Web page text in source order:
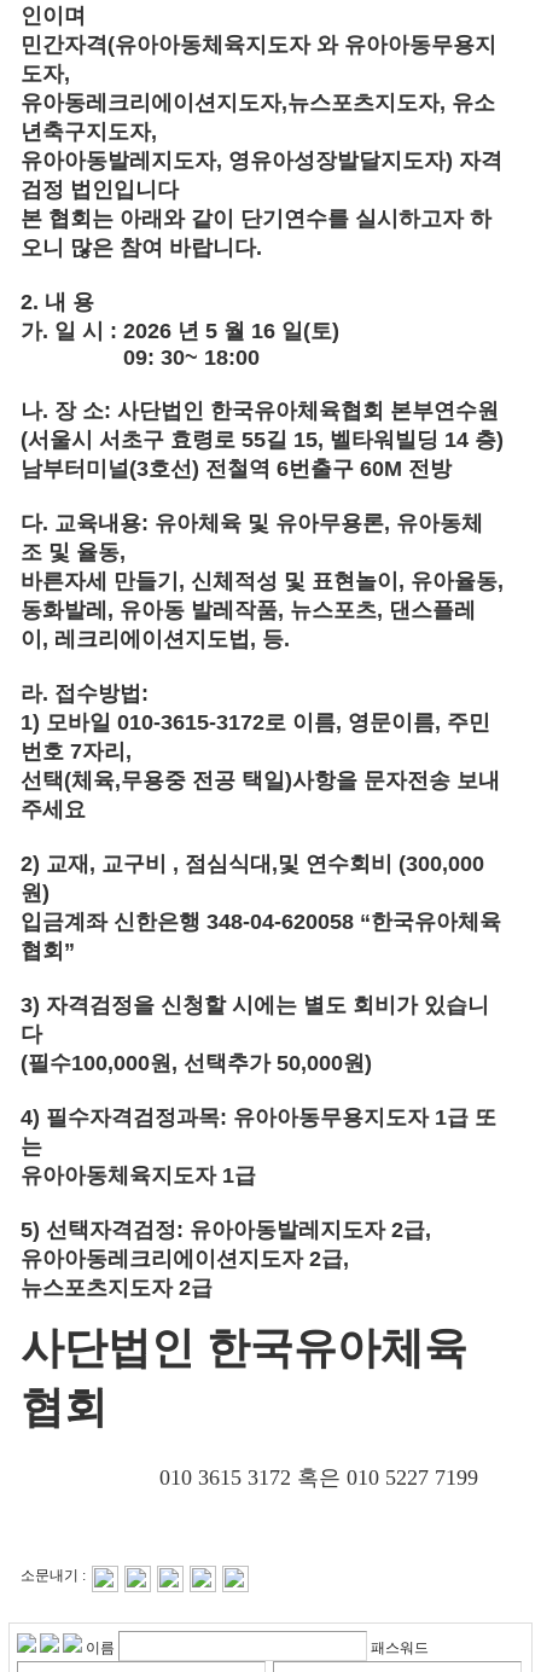
인이며
민간자격 (유아아동체육지도자 와 유아아동무용지
도자,
유아동레크리에이션지도자,뉴스포츠지도자, 유소
년축구지도자,
유아아동발레지도자, 영유아성장발달지도자) 자격
검정 법인입니다
본 협회는 아래와 같이 단기연수를 실시하고자 하
오니 많은 참여 바랍니다.
2. 내 용
가. 일 시 : 2026 년 5 월 16 일(토)
09: 30~ 18:00
나. 장 소: 사단법인 한국유아체육협회 본부연수원
(서울시 서초구 효령로 55길 15, 벨타워빌딩 14 층)
남부터미널(3호선) 전철역 6번출구 60M 전방
다. 교육내용: 유아체육 및 유아무용론, 유아동체
조 및 율동,
바른자세 만들기 , 신체적성 및 표현놀이 , 유아율동,
동화발레 , 유아동 발레작품, 뉴스포츠, 댄스플레
이 , 레크리에이션지도법 , 등.
라. 접수방법 :
1) 모바일 010-3615-3172로 이름, 영문이름, 주민
번호 7자리 ,
선택(체육,무용중 전공 택일)사항을 문자전송 보내
주세요
2) 교재 , 교구비 , 점심식대 ,및 연수회비 (300,000
원)
입금계좌 신한은행 348-04-620058 “한국유아체육
협회 ”
3) 자격검정을 신청할 시에는 별도 회비가 있습니
다
(필수100,000원, 선택추가 50,000원)
4) 필수자격검정과목: 유아아동무용지도자 1급 또
는
유아아동체육지도자 1급
5) 선택자격검정: 유아아동발레지도자 2급,
유아아동레크리에이션지도자 2급,
뉴스포츠지도자 2급
사단법인 한국유아체육
협회
010 3615 3172 혹은 010 5227 7199
소문내기 :
이름 패스워드